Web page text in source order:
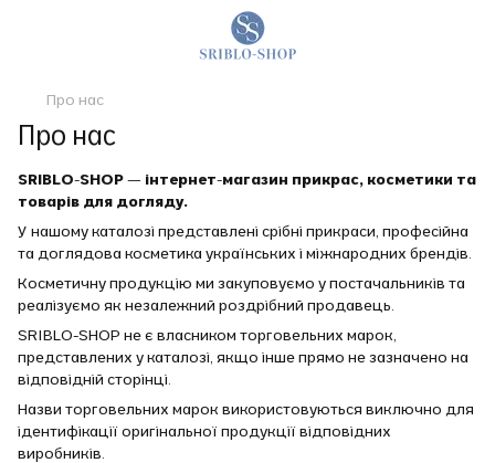
Про нас
Про нас
SRIBLO-SHOP — інтернет-магазин прикрас, косметики та
товарів для догляду.
У нашому каталозі представлені срібні прикраси, професійна
та доглядова косметика українських і міжнародних брендів.
Косметичну продукцію ми закуповуємо у постачальників та
реалізуємо як незалежний роздрібний продавець.
SRIBLO-SHOP не є власником торговельних марок,
представлених у каталозі, якщо інше прямо не зазначено на
відповідній сторінці.
Назви торговельних марок використовуються виключно для
ідентифікації оригінальної продукції відповідних
виробників.